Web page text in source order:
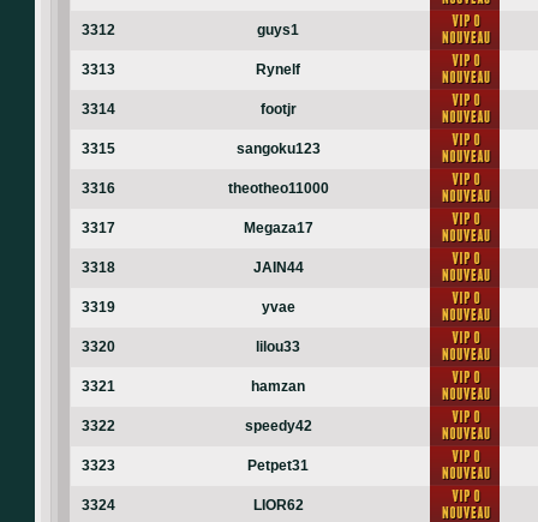
3312 guys1
3313 Rynelf
3314 footjr
3315 sangoku123
3316 theotheo11000
3317 Megaza17
3318 JAIN44
3319 yvae
3320 lilou33
3321 hamzan
3322 speedy42
3323 Petpet31
3324 LIOR62